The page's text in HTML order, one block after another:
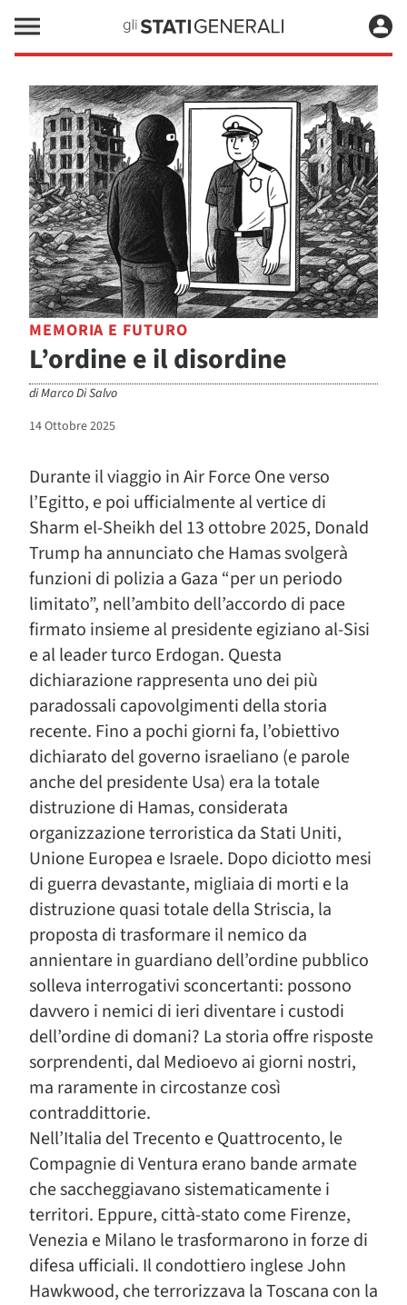
MEMORIA E FUTURO
L’ordine e il disordine
diMarco Di Salvo
14 Ottobre 2025
Durante il viaggio in Air Force One verso
l’Egitto, e poi ufficialmente al vertice di
Sharm el-Sheikh del 13 ottobre 2025, Donald
Trump ha annunciato che Hamas svolgerà
funzioni di polizia a Gaza “per un periodo
limitato”, nell’ambito dell’accordo di pace
firmato insieme al presidente egiziano al-Sisi
e al leader turco Erdogan. Questa
dichiarazione rappresenta uno dei più
paradossali capovolgimenti della storia
recente. Fino a pochi giorni fa, l’obiettivo
dichiarato del governo israeliano (e parole
anche del presidente Usa) era la totale
distruzione di Hamas, considerata
organizzazione terroristica da Stati Uniti,
Unione Europea e Israele. Dopo diciotto mesi
di guerra devastante, migliaia di morti e la
distruzione quasi totale della Striscia, la
proposta di trasformare il nemico da
annientare in guardiano dell’ordine pubblico
solleva interrogativi sconcertanti: possono
davvero i nemici di ieri diventare i custodi
dell’ordine di domani? La storia offre risposte
sorprendenti, dal Medioevo ai giorni nostri,
ma raramente in circostanze così
contraddittorie.
Nell’Italia del Trecento e Quattrocento, le
Compagnie di Ventura erano bande armate
che saccheggiavano sistematicamente i
territori. Eppure, città-stato come Firenze,
Venezia e Milano le trasformarono in forze di
difesa ufficiali. Il condottiero inglese John
Hawkwood, che terrorizzava la Toscana con la